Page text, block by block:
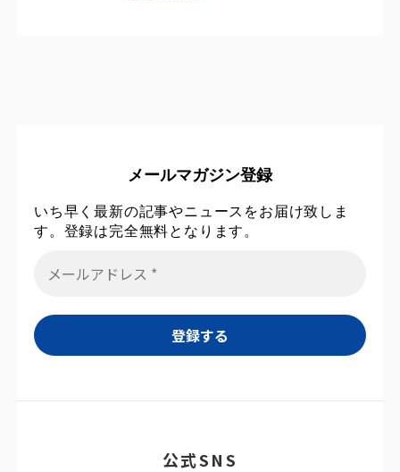
メールマガジン登録
いち早く最新の記事やニュースをお届け致しま
す。登録は完全無料となります。
公式SNS